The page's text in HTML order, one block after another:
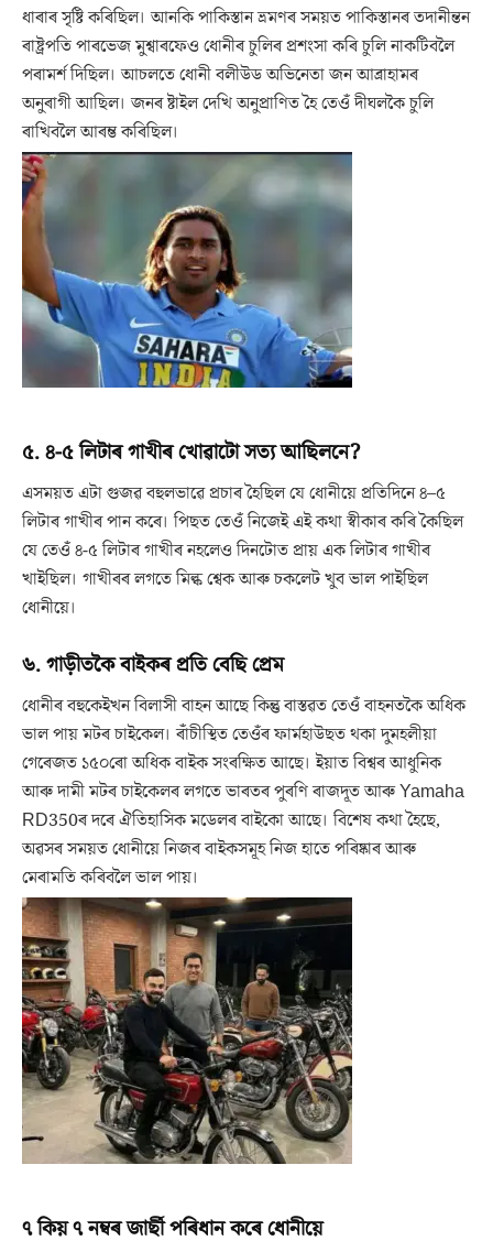
ধাৰাৰ সৃষ্টি কৰিছিল। আনকি পাকিস্তান ভ্ৰমণৰ সময়ত পাকিস্তানৰ তদানীন্তন
ৰাষ্ট্ৰপতি পাৰভেজ মুশ্বাৰফেও ধোনীৰ চুলিৰ প্ৰশংসা কৰি চুলি নাকটিবলৈ
পৰামৰ্শ দিছিল। আচলতে ধোনী বলীউড অভিনেতা জন আব্ৰাহামৰ
অনুৰাগী আছিল। জনৰ ষ্টাইল দেখি অনুপ্ৰাণিত হৈ তেওঁ দীঘলকৈ চুলি
ৰাখিবলৈ আৰম্ভ কৰিছিল।
৫. ৪-৫ লিটাৰ গাখীৰ খোৱাটো সত্য আছিলনে?
এসময়ত এটা গুজৱ বহুলভাৱে প্ৰচাৰ হৈছিল যে ধোনীয়ে প্ৰতিদিনে ৪–৫
লিটাৰ গাখীৰ পান কৰে। পিছত তেওঁ নিজেই এই কথা স্বীকাৰ কৰি কৈছিল
যে তেওঁ ৪-৫ লিটাৰ গাখীৰ নহলেও দিনটোত প্ৰায় এক লিটাৰ গাখীৰ
খাইছিল। গাখীৰৰ লগতে মিল্ক শ্বেক আৰু চকলেট খুব ভাল পাইছিল
ধোনীয়ে।
৬. গাড়ীতকৈ বাইকৰ প্ৰতি বেছি প্ৰেম
ধোনীৰ বহুকেইখন বিলাসী বাহন আছে কিন্তু বাস্তৱত তেওঁ বাহনতকৈ অধিক
ভাল পায় মটৰ চাইকেল। ৰাঁচীস্থিত তেওঁৰ ফাৰ্মহাউছত থকা দুমহলীয়া
গেৰেজত ১৫০ৰো অধিক বাইক সংৰক্ষিত আছে। ইয়াত বিশ্বৰ আধুনিক
আৰু দামী মটৰ চাইকেলৰ লগতে ভাৰতৰ পুৰণি ৰাজদূত আৰু Yamaha
RD350ৰ দৰে ঐতিহাসিক মডেলৰ বাইকো আছে। বিশেষ কথা হৈছে,
অৱসৰ সময়ত ধোনীয়ে নিজৰ বাইকসমূহ নিজ হাতে পৰিষ্কাৰ আৰু
মেৰামতি কৰিবলৈ ভাল পায়।
৭ কিয় ৭ নম্বৰ জাৰ্ছী পৰিধান কৰে ধোনীয়ে